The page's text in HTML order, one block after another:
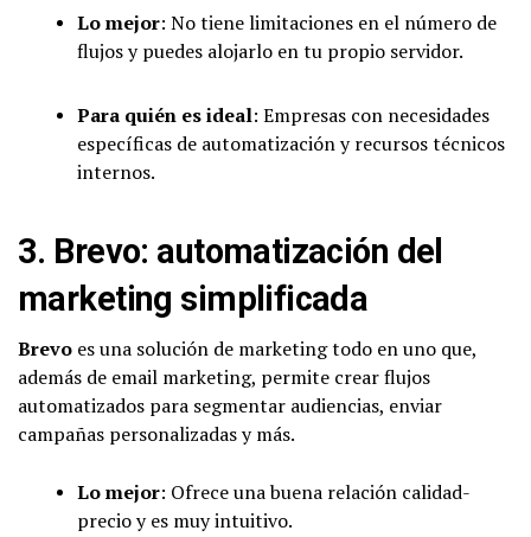
Lo mejor: No tiene limitaciones en el número de
flujos y puedes alojarlo en tu propio servidor.
Para quién es ideal: Empresas con necesidades
específicas de automatización y recursos técnicos
internos.
3. Brevo: automatización del
marketing simplificada
Brevo es una solución de marketing todo en uno que,
además de email marketing, permite crear flujos
automatizados para segmentar audiencias, enviar
campañas personalizadas y más.
Lo mejor: Ofrece una buena relación calidad-
precio y es muy intuitivo.